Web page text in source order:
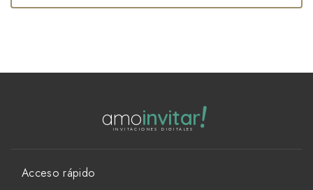
amoinvitar!
INVITACIONES DIGITALES
Acceso rápido